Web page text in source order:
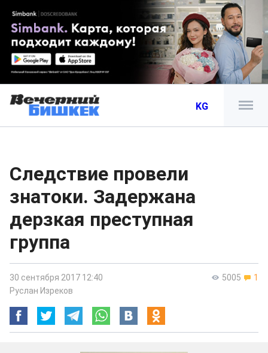
KG
Следствие провели
знатоки. Задержана
дерзкая преступная
группа
5005 1
30 сентября 2017 12:40
Руслан Изреков